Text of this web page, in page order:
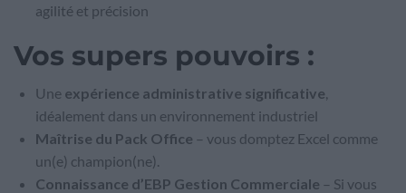
agilité et précision
Vos supers pouvoirs :
Une expérience administrative significative,
idéalement dans un environnement industriel
Maîtrise du Pack Office – vous domptez Excel comme
un(e) champion(ne).
Connaissance d’EBP Gestion Commerciale – Si vous